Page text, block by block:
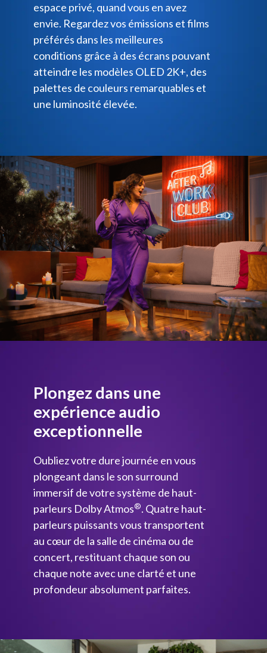
espace privé, quand vous en avez
envie. Regardez vos émissions et films
préférés dans les meilleures
conditions grâce à des écrans pouvant
atteindre les modèles OLED 2K+, des
palettes de couleurs remarquables et
une luminosité élevée.
Plongez dans une
expérience audio
exceptionnelle
Oubliez votre dure journée en vous
plongeant dans le son surround
immersif de votre système de haut-
parleurs Dolby Atmos®. Quatre haut-
parleurs puissants vous transportent
au cœur de la salle de cinéma ou de
concert, restituant chaque son ou
chaque note avec une clarté et une
profondeur absolument parfaites.